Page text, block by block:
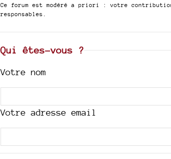
Ce forum est modéré a priori : votre
responsables.
Qui êtes-vous ?
Votre nom
Votre adresse email